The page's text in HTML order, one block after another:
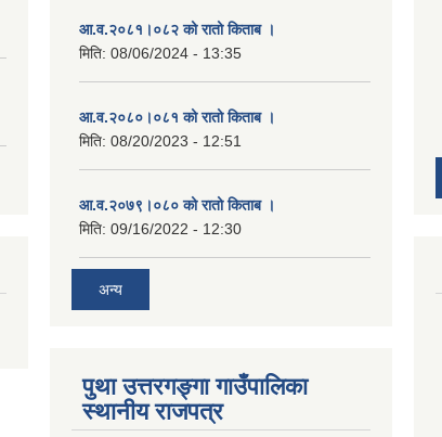
आ.व.२०८१।०८२ को रातो किताब ।
मिति: 08/06/2024 - 13:35
आ.व.२०८०।०८१ को रातो किताब ।
मिति: 08/20/2023 - 12:51
आ.व.२०७९।०८० को रातो किताब ।
मिति: 09/16/2022 - 12:30
अन्य
पुथा उत्तरगङ्गा गाउँपालिका
स्थानीय राजपत्र